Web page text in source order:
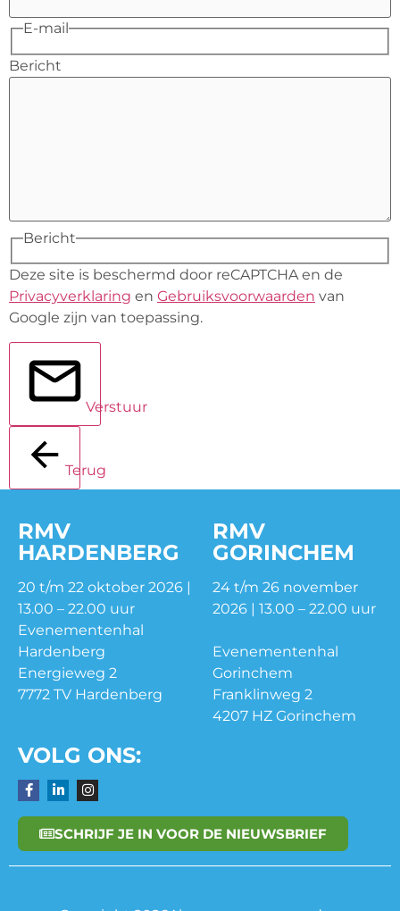
E-mail
Bericht
Bericht
Deze site is beschermd door reCAPTCHA en de
Privacyverklaring en Gebruiksvoorwaarden van
Google zijn van toepassing.
Verstuur
Terug
RMV
HARDENBERG
20 t/m 22 oktober 2026 |
13.00 – 22.00 uur
Evenementenhal
Hardenberg
Energieweg 2
7772 TV Hardenberg
RMV
GORINCHEM
24 t/m 26 november
2026 | 13.00 – 22.00 uur
Evenementenhal
Gorinchem
Franklinweg 2
4207 HZ Gorinchem
VOLG ONS:
SCHRIJF JE IN VOOR DE NIEUWSBRIEF